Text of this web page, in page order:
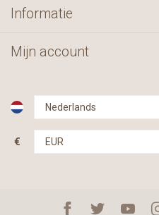
Informatie
Mijn account
€